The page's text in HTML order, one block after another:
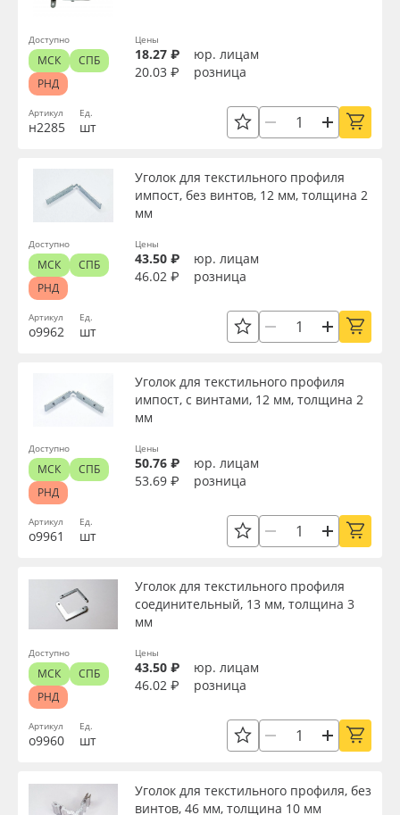
Артикул
н2285
Ед.
шт
Цены
18.27 ₽
юр. лицам
20.03 ₽
розница
Доступно
МСК
СПБ
РНД
Артикул
о9962
Уголок для текстильного профиля
импост, без винтов, 12 мм, толщина 2
мм
Ед.
шт
Цены
43.50 ₽
юр. лицам
46.02 ₽
розница
Доступно
МСК
СПБ
РНД
Артикул
о9961
Уголок для текстильного профиля
импост, с винтами, 12 мм, толщина 2
мм
Ед.
шт
Цены
50.76 ₽
юр. лицам
53.69 ₽
розница
Доступно
МСК
СПБ
РНД
Артикул
о9960
Уголок для текстильного профиля
соединительный, 13 мм, толщина 3
мм
Ед.
шт
Цены
43.50 ₽
юр. лицам
46.02 ₽
розница
Доступно
МСК
СПБ
РНД
Уголок для текстильного профиля, без
винтов, 46 мм, толщина 10 мм